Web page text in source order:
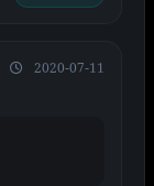
2020-07-11